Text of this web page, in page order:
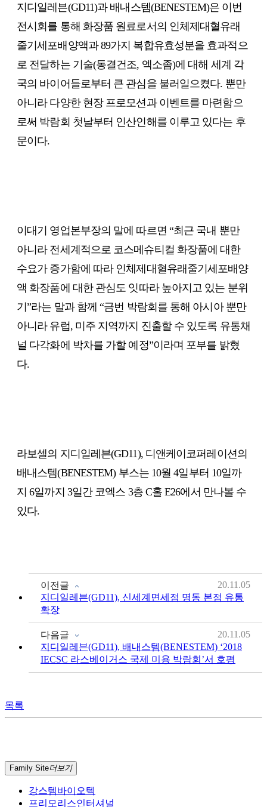
지디일레븐(GD11)과 배내스템(BENESTEM)은 이번
전시회를 통해 화장품 원료로서의 인체제대혈유래
줄기세포배양액과 89가지 복합유효성분을 효과적으
로 전달하는 기술(동결건조, 엑소좀)에 대해 세계 각
국의 바이어들로부터 큰 관심을 불러일으켰다. 뿐만
아니라 다양한 현장 프로모션과 이벤트를 마련함으
로써 박람회 첫날부터 인산인해를 이루고 있다는 후
문이다.
이대기 영업본부장의 말에 따르면 “최근 국내 뿐만
아니라 전세계적으로 코스메슈티컬 화장품에 대한
수요가 증가함에 따라 인체제대혈유래줄기세포배양
액 화장품에 대한 관심도 잇따라 높아지고 있는 분위
기”라는 말과 함께 “금번 박람회를 통해 아시아 뿐만
아니라 유럽, 미주 지역까지 진출할 수 있도록 유통채
널 다각화에 박차를 가할 예정”이라며 포부를 밝혔
다.
라보셀의 지디일레븐(GD11), 디앤케이코퍼레이션의
배내스템(BENESTEM) 부스는 10월 4일부터 10일까
지 6일까지 3일간 코엑스 3층 C홀 E26에서 만나볼 수
있다.
이전글
지디일레븐(GD11), 신세계면세점 명동 본점 유통
확장
20.11.05
다음글
지디일레븐(GD11), 배내스템(BENESTEM) ‘2018
IECSC 라스베이거스 국제 미용 박람회’서 호평
20.11.05
목록
Family Site더보기
강스템바이오텍
프리모리스인터셔널